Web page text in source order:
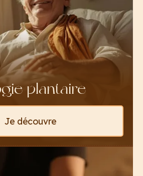
plantaire
Je découvre